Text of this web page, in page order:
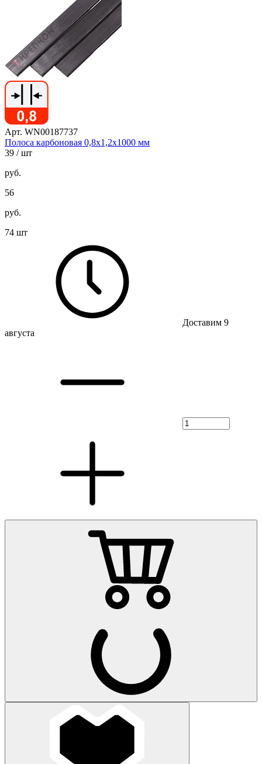
Арт. WN00187737
Полоса карбоновая 0,8х1,2х1000 мм
39 / шт
руб.
56
руб.
74 шт
Доставим 9
августа